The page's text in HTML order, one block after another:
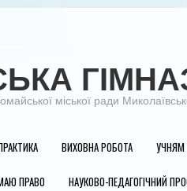
міської ради
ВИХОВНА РОБОТА УЧНЯМ
ПРАВО НАУКОВО-ПЕДАГОГІЧНИЙ